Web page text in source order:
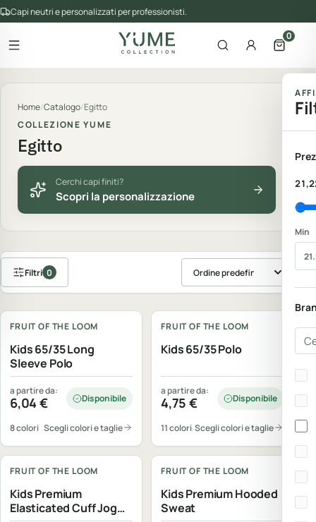
Capi neutri e personalizzati per professionisti.
Apri il menu
del catalogo
Apri la ricerca
AccountApri il
0
Home/Catalogo/Egitto
COLLEZIONE YUME
Egitto
Cerchi capi finiti?
Scopri la personalizzazione
Min
Filtri 0 Ordina prodotti
Personalizzabile
FRUIT OF THE LOOM
Kids 65/35 Long
Sleeve Polo
a partire da:
6,04€ Disponibile
8 colori Scegli colori e taglie
Personalizzabile
FRUIT OF THE LOOM
Kids 65/35 Polo
a partire da:
4,75€ Disponibile
11 colori Scegli colori e taglie
FRUIT OF THE LOOM
Kids Premium
Elasticated Cuff Jog
FRUIT OF THE LOOM
Kids Premium Hooded
Sweat